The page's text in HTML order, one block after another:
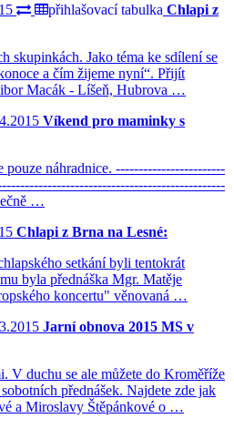
přihlašovací tabulka Chlapi z
skupinkách. Jako téma ke sdílení se
a čím žijeme nyní“. Přijít
Macák - Líšeň, Hubrova …
Víkend pro maminky s
pouze náhradnice. ------------------------
…
Chlapi z Brna na Lesné:
setkání byli tentokrát
byla přednáška Mgr. Matěje
koncertu" věnovaná …
Jarní obnova 2015 MS v
V duchu se ale můžete do Kroměříže
přednášek. Najdete zde jak
a Miroslavy Štěpánkové o …